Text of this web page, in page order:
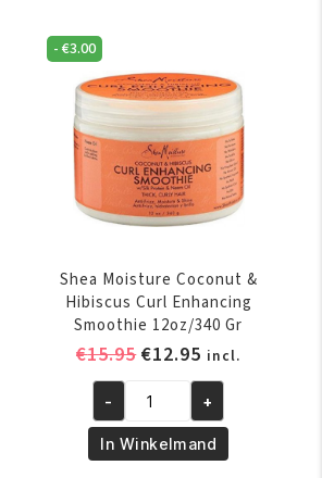
368
Gr
aantal
- €3.00
Shea Moisture Coconut &
Hibiscus Curl Enhancing
Smoothie 12oz/340 Gr
€15.95Oorspronkelijke
was:
€15.95.
€12.95 Huidige
prijs
is:
€12.95.
incl.
Shea
Moisture
Coconut
- +
In Winkelmand